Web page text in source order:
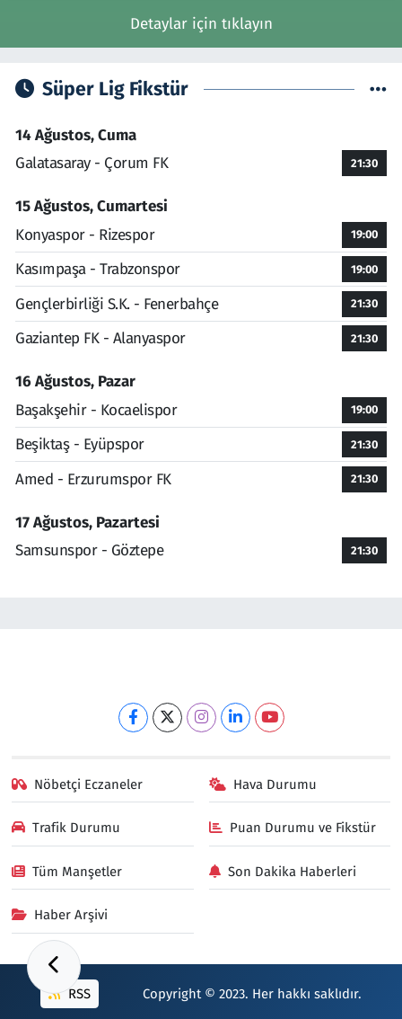
Detaylar için tıklayın
Süper Lig Fikstür
14 Ağustos, Cuma
Galatasaray - Çorum FK
21:30
15 Ağustos, Cumartesi
Konyaspor - Rizespor
19:00
Kasımpaşa - Trabzonspor 19:00
Gençlerbirliği S.K. - Fenerbahçe 21:30
Gaziantep FK - Alanyaspor 21:30
16 Ağustos, Pazar
Başakşehir - Kocaelispor
19:00
Beşiktaş - Eyüpspor 21:30
Amed - Erzurumspor FK 21:30
17 Ağustos, Pazartesi
Samsunspor - Göztepe
21:30
Nöbetçi Eczaneler Hava Durumu
Trafik Durumu Puan Durumu ve Fikstür
Tüm Manşetler Son Dakika Haberleri
Haber Arşivi
RSS Copyright © 2023. Her hakkı saklıdır.